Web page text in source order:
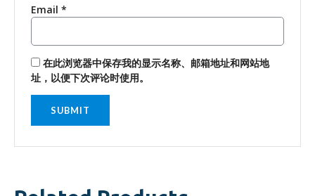
Email*
在此浏览器中保存我的显示名称、邮箱地址和网站地
址，以便下次评论时使用。